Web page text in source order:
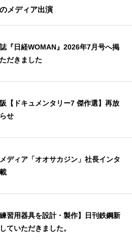
メディア出演
『日経WOMAN』2026年7月号へ掲
だきました
【ドキュメンタリー7 傑作選】再放
せ
ディア「オオサカジン」社長インタ
練習用器具を設計・製作】日刊鉄鋼新
ていただきました。